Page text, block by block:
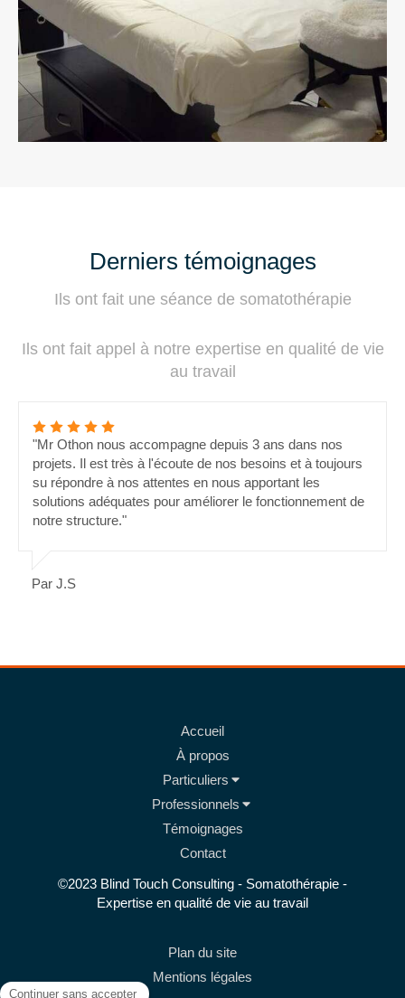
Derniers témoignages
Ils ont fait une séance de somatothérapie
Ils ont fait appel à notre expertise en qualité de vie
au travail
"Mr Othon nous accompagne depuis 3 ans dans nos
projets. Il est très à l'écoute de nos besoins et à toujours
su répondre à nos attentes en nous apportant les
solutions adéquates pour améliorer le fonctionnement de
notre structure."
Par J.S
Accueil
À propos
Particuliers
Professionnels
Témoignages
Contact
©2023 Blind Touch Consulting - Somatothérapie -
Expertise en qualité de vie au travail
Plan du site
Mentions légales